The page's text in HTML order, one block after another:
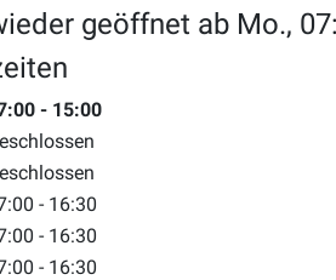
geöffnet ab Mo.,
- 15:00
- 16:30
- 16:30
- 16:30